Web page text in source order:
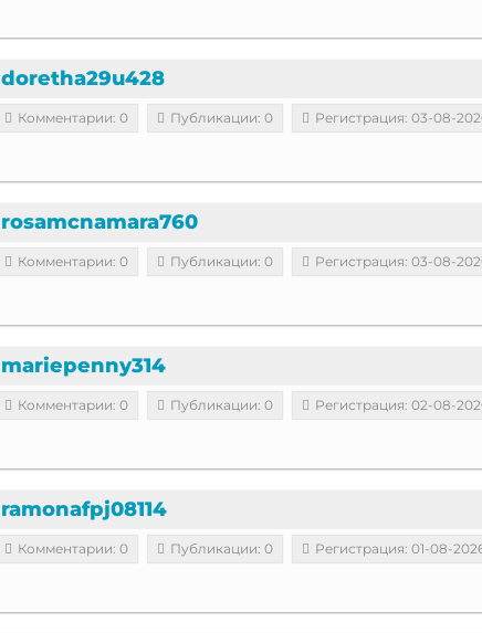
doretha29u428
Комментарии: 0 Публикации: 0 Регистрация: 03-08-
rosamcnamara760
Комментарии: 0 Публикации: 0 Регистрация: 03-08-
mariepenny314
Комментарии: 0 Публикации: 0 Регистрация: 02-08-
ramonafpj08114
Комментарии: 0 Публикации: 0 Регистрация: 01-08-